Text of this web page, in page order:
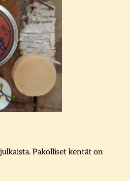
Pakolliset kentät on